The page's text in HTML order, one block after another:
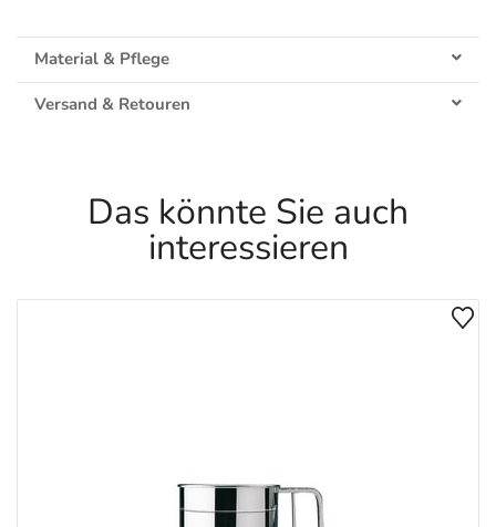
Material & Pflege
Versand & Retouren
Das könnte Sie auch
interessieren